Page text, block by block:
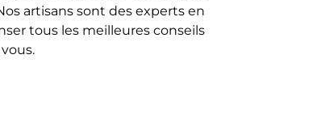
artisans sont des experts en
tous les meilleures conseils